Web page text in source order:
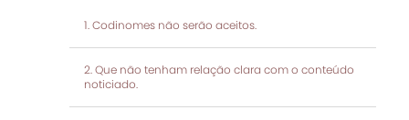
Codinomes não serão aceitos.
Que não tenham relação clara com o conteúdo
noticiado.